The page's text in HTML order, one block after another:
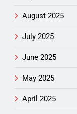
August 2025
July 2025
June 2025
May 2025
April 2025